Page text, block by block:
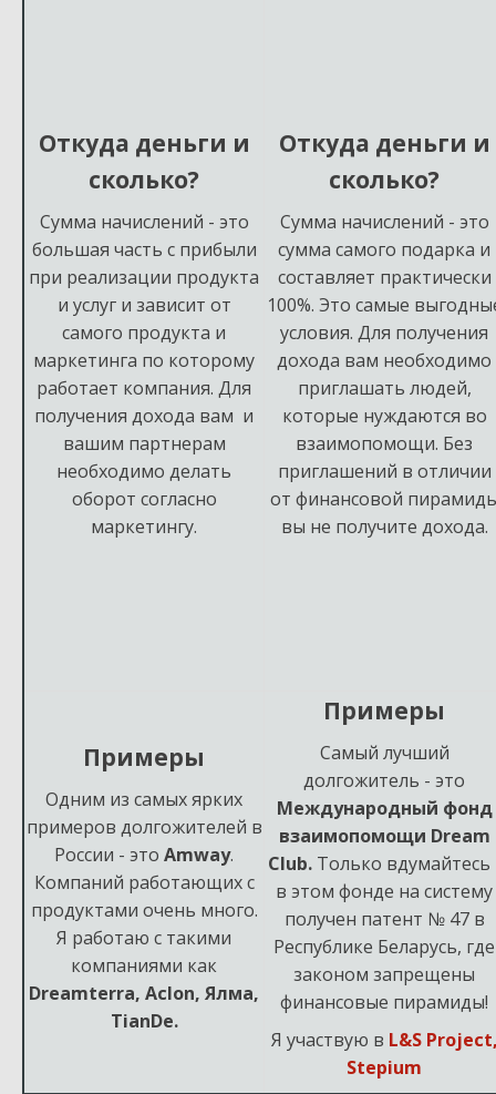
Откуда деньги и
сколько?
Сумма начислений - это
большая часть с прибыли
при реализации продукта
и услуг и зависит от
самого продукта и
маркетинга по которому
работает компания. Для
получения дохода вам и
вашим партнерам
необходимо делать
оборот согласно
маркетингу.
Откуда деньги и
сколько?
Сумма начислений - это
сумма самого подарка и
составляет практически
100%. Это самые
условия. Для получения
дохода вам необходимо
приглашать людей,
которые нуждаются во
взаимопомощи. Без
приглашений в отличии
от финансовой
вы не получите дохода.
Примеры
Одним из самых ярких
примеров долгожителей в
России - это Amway.
Компаний работающих с
продуктами очень много.
Я работаю с такими
компаниями как
Dreamterra, Aclon, Ялма,
TianDe.
Примеры
Самый лучший
долгожитель - это
Международный фонд
взаимопомощи Dream
Club. Только вдумайтесь
в этом фонде на систему
получен патент № 47 в
Республике Беларусь, где
законом запрещены
финансовые пирамиды!
Я участвую в L&S
Stepium